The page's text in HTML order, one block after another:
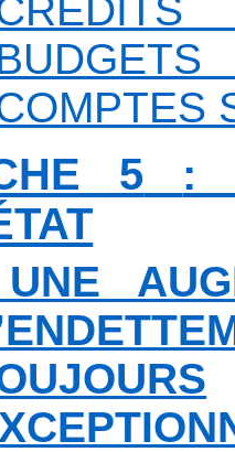
5
: